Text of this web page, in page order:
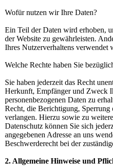
Wofür nutzen wir Ihre Daten?
Ein Teil der Daten wird erhoben,
der Website zu gewährleisten.
Ihres Nutzerverhaltens verwendet
Welche Rechte haben Sie
Sie haben jederzeit das Recht
Herkunft, Empfänger und Zweck
personenbezogenen Daten zu
Recht, die Berichtigung, Sperrung
verlangen. Hierzu sowie zu
Datenschutz können Sie sich
angegebenen Adresse an uns
Beschwerderecht bei der
2. Allgemeine Hinweise und